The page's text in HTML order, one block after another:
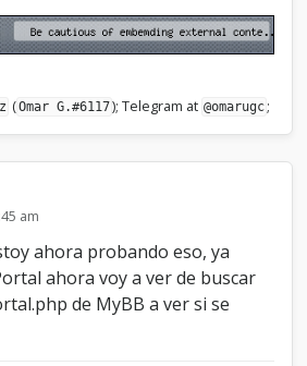
(Omar G.#6117); Telegram at @omarugc ;
am
ahora probando eso, ya
ahora voy a ver de buscar
de MyBB a ver si se